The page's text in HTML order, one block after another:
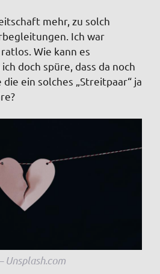
mehr, zu solch
Ich war
Wie kann es
doch spüre, dass da noch
ein solches „Streitpaar“ ja
Unsplash.com